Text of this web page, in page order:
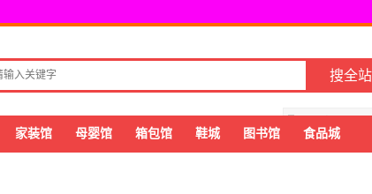
家装馆 母婴馆 箱包馆 鞋城 图书馆 食品城